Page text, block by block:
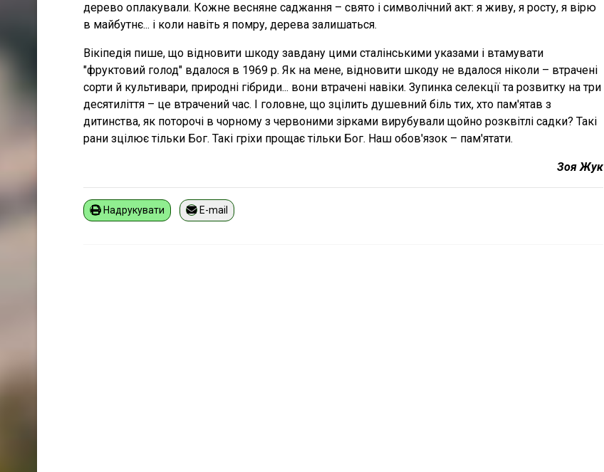
дерево оплакували. Кожне весняне саджання – свято і символічний акт: я живу, я росту, я вірю
в майбутнє... і коли навіть я помру, дерева залишаться.
Вікіпедія пише, що відновити шкоду завдану цими сталінськими указами і втамувати
"фруктовий голод" вдалося в 1969 р. Як на мене, відновити шкоду не вдалося ніколи – втрачені
сорти й культивари, природні гібриди... вони втрачені навіки. Зупинка селекції та розвитку на три
десятиліття – це втрачений час. І головне, що зцілить душевний біль тих, хто пам'ятав з
дитинства, як поторочі в чорному з червоними зірками вирубували щойно розквітлі садки? Такі
рани зцілює тільки Бог. Такі гріхи прощає тільки Бог. Наш обов'язок – пам'ятати.
Зоя Жук
Надрукувати E-mail